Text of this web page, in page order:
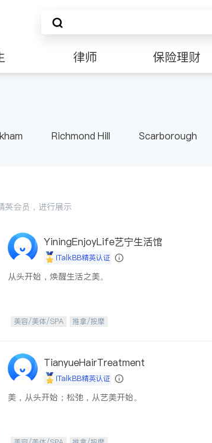
律师 保险理财
Richmond Hill Scarborough
英会员，进行展示
YiningEnjoyLife艺宁生活馆
iTalkBB精英认证
从头开始，焕醒生活之美。
美容/美体/SPA 推拿/按摩
TianyueHairTreatment
iTalkBB精英认证
美，从头开始；松弛，从艺美开始。